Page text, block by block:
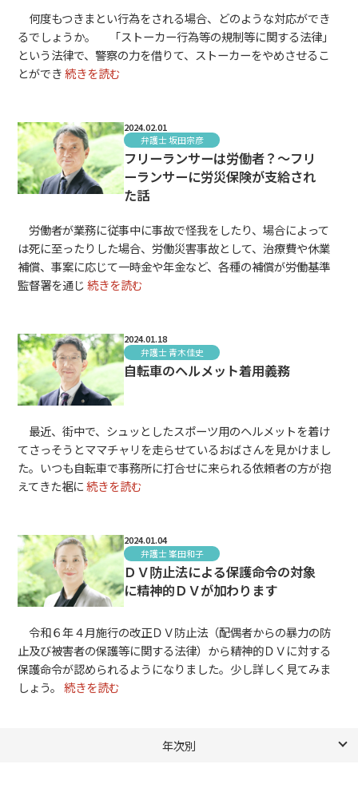
何度もつきまとい行為をされる場合、どのような対応ができ
るでしょうか。 「ストーカー行為等の規制等に関する法律」
という法律で、警察の力を借りて、ストーカーをやめさせるこ
とができ 続きを読む
2024.02.01
弁護士 坂田宗彦
フリーランサーは労働者？～フリ
ーランサーに労災保険が支給され
た話
労働者が業務に従事中に事故で怪我をしたり、場合によって
は死に至ったりした場合、労働災害事故として、治療費や休業
補償、事案に応じて一時金や年金など、各種の補償が労働基準
監督署を通じ 続きを読む
2024.01.18
弁護士 青木佳史
自転車のヘルメット着用義務
最近、街中で、シュッとしたスポーツ用のヘルメットを着け
てさっそうとママチャリを走らせているおばさんを見かけまし
た。いつも自転車で事務所に打合せに来られる依頼者の方が抱
えてきた裾に 続きを読む
2024.01.04
弁護士 峯田和子
ＤＶ防止法による保護命令の対象
に精神的ＤＶが加わります
令和６年４月施行の改正ＤＶ防止法（配偶者からの暴力の防
止及び被害者の保護等に関する法律）から精神的ＤＶに対する
保護命令が認められるようになりました。少し詳しく見てみま
しょう。続きを読む
年次別